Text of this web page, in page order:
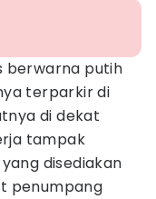
berwarna putih
terparkir di
di dekat
tampak
disediakan
penumpang